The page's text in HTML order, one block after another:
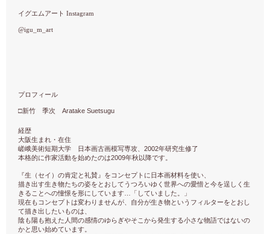
イグエムアート Instagram
@igu_m_art
プロフィール
□新竹 季次 Aratake Suetsugu
経歴
大阪生まれ・在住
嵯峨美術短期大学 日本画古画模写専攻、 2002年研究生修了
本格的に作家活動を始めたのは2009年秋以降です。
『生（セイ）の肯定と礼賛』をコンセプトに日本画材料を使い、
描き出す生き物たちの姿をとおしてうつろいゆく世界への愛惜と今を逞しく生
きることへの憧憬を形にしています
「していました。」
現在もコンセプトは変わりませんが、自分が生き物というフィルターをとおし
て描き出したいものは、
陰も陽も抱えた人間の感情のゆらぎやそこから発生する小さな物語ではないの
かと思い始めています。